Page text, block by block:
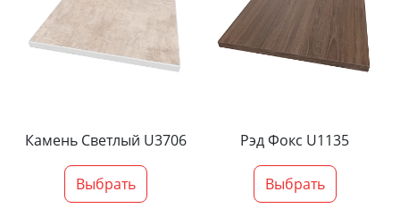
Камень Светлый U3706
Выбрать
Рэд Фокс U1135
Выбрать